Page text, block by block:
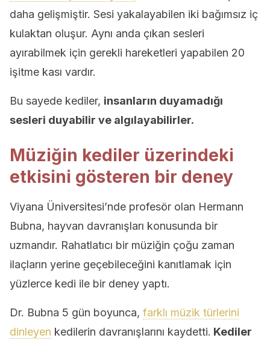
daha gelişmiştir. Sesi yakalayabilen iki bağımsız iç
kulaktan oluşur. Aynı anda çıkan sesleri
ayırabilmek için gerekli hareketleri yapabilen 20
işitme kası vardır.
Bu sayede kediler, insanların duyamadığı
sesleri duyabilir ve algılayabilirler.
Müziğin kediler üzerindeki
etkisini gösteren bir deney
Viyana Üniversitesi’nde profesör olan Hermann
Bubna, hayvan davranışları konusunda bir
uzmandır. Rahatlatıcı bir müziğin çoğu zaman
ilaçların yerine geçebileceğini kanıtlamak için
yüzlerce kedi ile bir deney yaptı.
Dr. Bubna 5 gün boyunca, farklı müzik türlerini
dinleyen kedilerin davranışlarını kaydetti. Kediler